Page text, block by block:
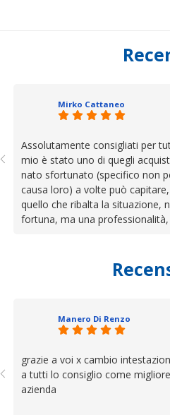
Mirko Cattaneo
Assolutamente consigliati per
mio è stato uno di quegli
nato sfortunato (specifico non
causa loro) a volte può
quello che ribalta la situazione,
fortuna, ma una professionalità,
cose. Be', io qui è proprio
trovato, un atteggiamento che
se avete bisogno siete in ottime
Manero Di Renzo
grazie a voi x cambio
a tutti lo consiglio come migliore
azienda